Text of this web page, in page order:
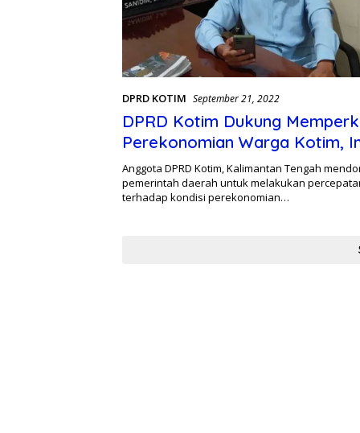
DPRD KOTIM September 21, 2022
DPRD Kotim Dukung
Perekonomian Warga Kotim,
Sarannya !
Anggota DPRD Kotim, Kalimantan Tengah
pemerintah daerah untuk melakukan
terhadap kondisi perekonomian…